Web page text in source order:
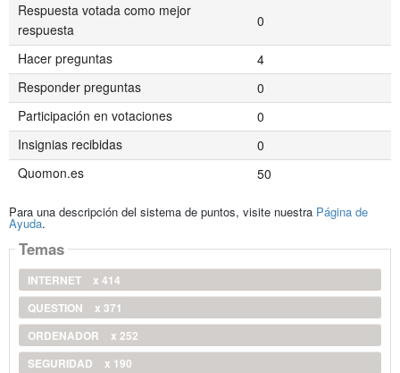
Respuesta votada como mejor
respuesta
0
Hacer preguntas
4
Responder preguntas
0
Participación en votaciones
0
Insignias recibidas
0
Quomon.es
50
Para una descripción del sistema de puntos, visite nuestra Página de
Ayuda.
Temas
INTERNET
x 414
QUESTION
x 371
ORDENADOR
x 252
SEGURIDAD
x 190